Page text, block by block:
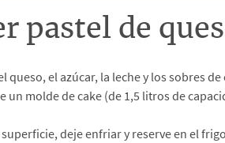
pastel de
queso, el azúcar, la leche y los sobres
un molde de cake (de 1,5 litros de
deje enfriar y reserve en el